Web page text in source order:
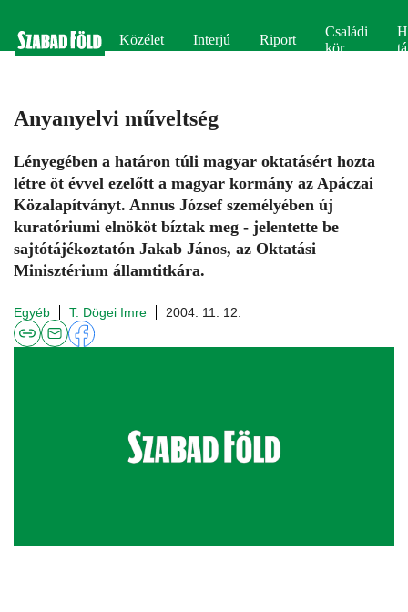
Közélet Interjú Riport
Családi
kör
Anyanyelvi műveltség
Lényegében a határon túli magyar oktatásért hozta
létre öt évvel ezelőtt a magyar kormány az Apáczai
Közalapítványt. Annus József személyében új
kuratóriumi elnököt bíztak meg - jelentette be
sajtótájékoztatón Jakab János, az Oktatási
Minisztérium államtitkára.
Egyéb T. Dögei Imre 2004. 11. 12.